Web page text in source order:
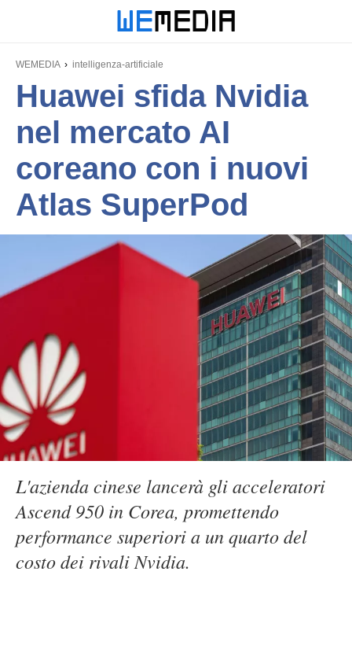
WEMEDIA intelligenza-artificiale
Huawei sfida Nvidia
nel mercato AI
coreano con i nuovi
Atlas SuperPod
L'azienda cinese lancerà gli acceleratori
Ascend 950 in Corea, promettendo
performance superiori a un quarto del
costo dei rivali Nvidia.